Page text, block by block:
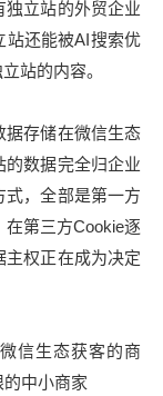
立站的外贸企业
站还能被AI搜索优
站的内容。
据存储在微信生态
的数据完全归企业
，全部是第一方
第三方Cookie逐
主权正在成为决定
信生态获客的商
中小商家